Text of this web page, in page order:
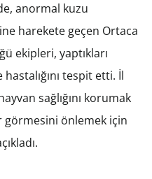
anormal kuzu
harekete geçen Ortaca
ekipleri, yaptıkları
tespit etti. İl
sağlığını korumak
önlemek için